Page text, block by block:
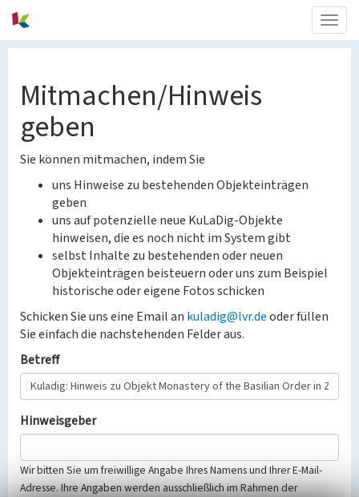
Mitmachen/Hinweis
geben
Sie können mitmachen, indem Sie
uns Hinweise zu bestehenden Objekteinträgen
geben
uns auf potenzielle neue KuLaDig-Objekte
hinweisen, die es noch nicht im System gibt
selbst Inhalte zu bestehenden oder neuen
Objekteinträgen beisteuern oder uns zum Beispiel
historische oder eigene Fotos schicken
Schicken Sie uns eine Email an kuladig@lvr.deoder füllen
Sie einfach die nachstehenden Felder aus.
Betreff
Hinweisgeber
Wir bitten Sie um freiwillige Angabe Ihres Namens und Ihrer E-Mail-
Adresse. Ihre Angaben werden ausschließlich im Rahmen der